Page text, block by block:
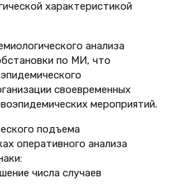
характеристикой
анализа
по МИ, что
своевременных
мероприятий.
подъема
оперативного анализа
числа случаев